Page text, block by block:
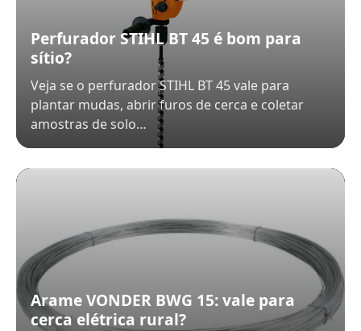
Perfurador STIHL BT 45 é bom para
sítio?
Veja se o perfurador STIHL BT 45 vale para
plantar mudas, abrir furos de cerca e coletar
amostras de solo…
Arame VONDER BWG 15: vale para
cerca elétrica rural?